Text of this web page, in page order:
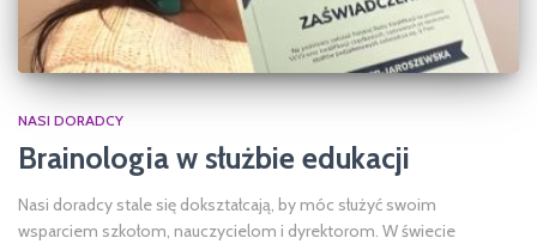
NASI DORADCY
Brainologia w służbie edukacji
Nasi doradcy stale się dokształcają, by móc służyć swoim
wsparciem szkołom, nauczycielom i dyrektorom. W świecie